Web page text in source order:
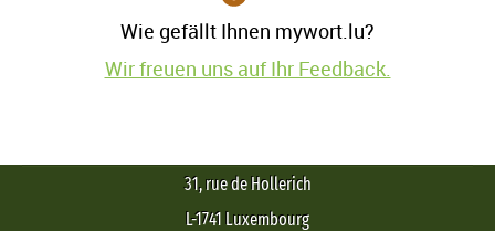
Wie gefällt Ihnen mywort.lu?
Wir freuen uns auf Ihr Feedback.
31, rue de Hollerich
L-1741 Luxembourg